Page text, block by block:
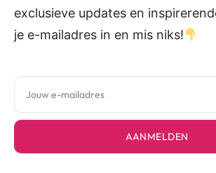
exclusieve updates en
je e-mailadres in en mis niks!
AANMELDEN